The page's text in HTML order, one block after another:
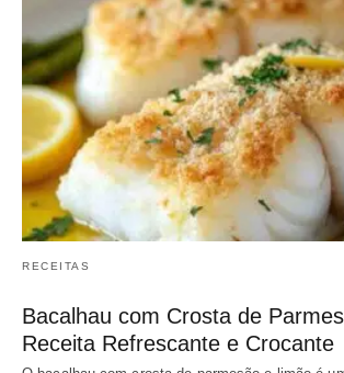
RECEITAS
Bacalhau com Crosta de
Receita Refrescante e Crocante